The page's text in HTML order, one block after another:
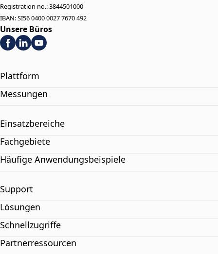
Registration no.: 3844501000
IBAN: SI56 0400 0027 7670 492
Unsere Büros
Plattform
Messungen
Einsatzbereiche
Fachgebiete
Häufige Anwendungsbeispiele
Support
Lösungen
Schnellzugriffe
Partnerressourcen